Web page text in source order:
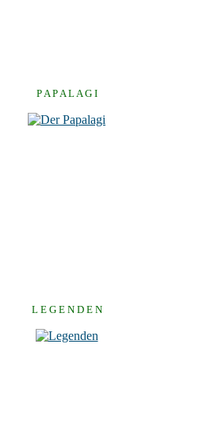
P A P A L A G I
L E G E N D E N